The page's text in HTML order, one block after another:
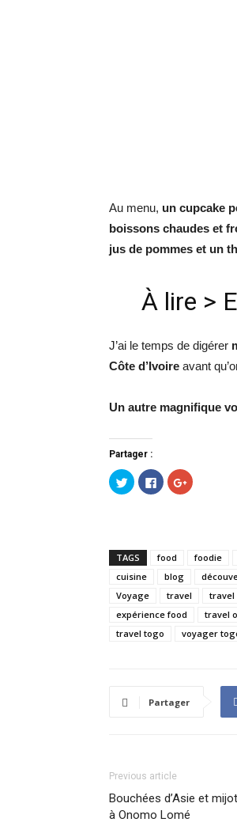
Au menu, un cupcake
boissons chaudes et
jus de pommes et un
À lire >
J’ai le temps de digérer
Côte d’Ivoire avant
Un autre magnifique
Partager :
Cliquez
pour
partager
fenêtre)
Cliquez
pour
partager
fenêtre)
Cliquez
pour
nouvelle
fenêtre)
TAGS food foodie
cuisine
blog
Voyage
travel travel
expérience food
travel
travel togo
voyager
Partager
Previous article
Bouchées d’Asie et
à Onomo Lomé